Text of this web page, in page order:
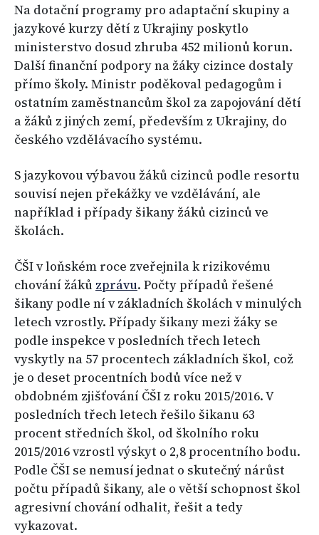
Na dotační programy pro adaptační skupiny a
jazykové kurzy dětí z Ukrajiny poskytlo
ministerstvo dosud zhruba 452 milionů korun.
Další finanční podpory na žáky cizince dostaly
přímo školy. Ministr poděkoval pedagogům i
ostatním zaměstnancům škol za zapojování dětí
a žáků z jiných zemí, především z Ukrajiny, do
českého vzdělávacího systému.
S jazykovou výbavou žáků cizinců podle resortu
souvisí nejen překážky ve vzdělávání, ale
například i případy šikany žáků cizinců ve
školách.
ČŠI v loňském roce zveřejnila k rizikovému
chování žáků zprávu. Počty případů řešené
šikany podle ní v základních školách v minulých
letech vzrostly. Případy šikany mezi žáky se
podle inspekce v posledních třech letech
vyskytly na 57 procentech základních škol, což
je o deset procentních bodů více než v
obdobném zjišťování ČŠI z roku 2015/2016. V
posledních třech letech řešilo šikanu 63
procent středních škol, od školního roku
2015/2016 vzrostl výskyt o 2,8 procentního bodu.
Podle ČŠI se nemusí jednat o skutečný nárůst
počtu případů šikany, ale o větší schopnost škol
agresivní chování odhalit, řešit a tedy
vykazovat.